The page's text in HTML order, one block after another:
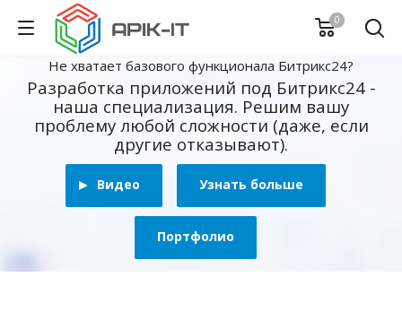
0
Не хватает базового функционала Битрикс24?
Разработка приложений под Битрикс24 -
наша специализация. Решим вашу
проблему любой сложности (даже, если
другие отказывают).
Видео Узнать больше
Портфолио